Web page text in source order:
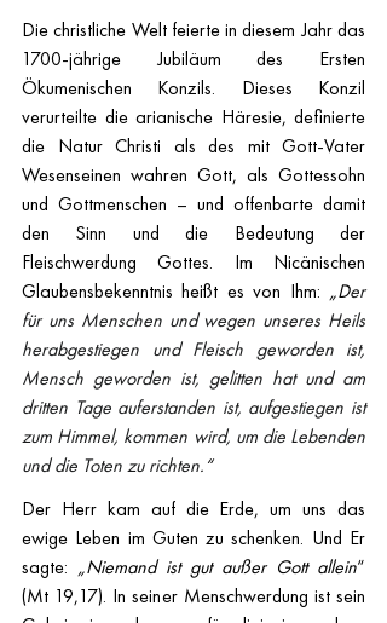
Die christliche Welt feierte in diesem Jahr das
1700-jährige Jubiläum des Ersten
Ökumenischen Konzils. Dieses Konzil
verurteilte die arianische Häresie, definierte
die Natur Christi als des mit Gott-Vater
Wesenseinen wahren Gott, als Gottessohn
und Gottmenschen – und offenbarte damit
den Sinn und die Bedeutung der
Fleischwerdung Gottes. Im Nicänischen
Glaubensbekenntnis heißt es von Ihm: „Der
für uns Menschen und wegen unseres Heils
herabgestiegen und Fleisch geworden ist,
Mensch geworden ist, gelitten hat und am
dritten Tage auferstanden ist, aufgestiegen ist
zum Himmel, kommen wird, um die Lebenden
und die Toten zu richten.“
Der Herr kam auf die Erde, um uns das
ewige Leben im Guten zu schenken. Und Er
sagte: „Niemand ist gut außer Gott allein“
(Mt 19,17). In seiner Menschwerdung ist sein